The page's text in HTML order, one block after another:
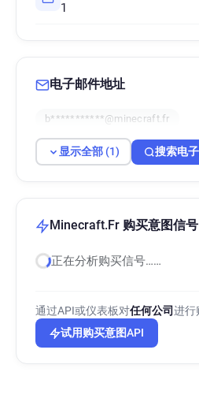
1
电子邮件地址
b***********@minecraft.fr
显示全部 (1) 搜索电
Minecraft.Fr 购买意图信号
正在分析购买信号……
通过API或仪表板对任何公司进行
试用购买意图API